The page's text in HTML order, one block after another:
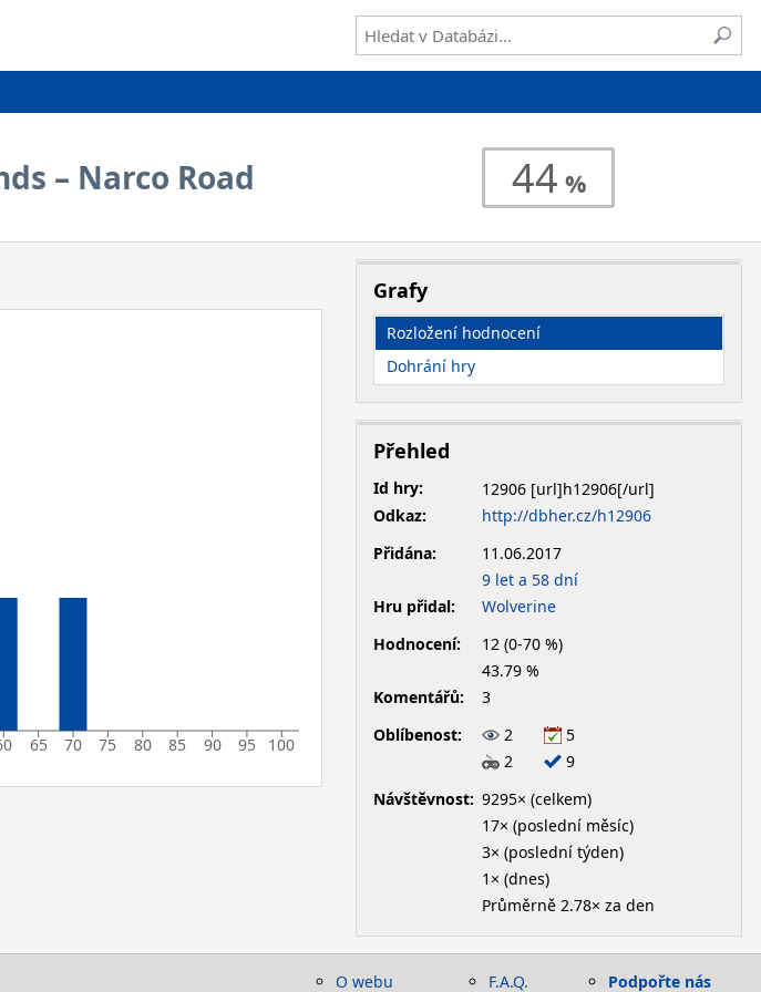
– Narco Road 44
65 70 75 80 85 90 95 100
Grafy
Rozložení hodnocení
Dohrání hry
Přehled
Id hry:
12906
Odkaz:
http://dbher.cz/h12906
Přidána:
11.06.2017
9 let a 58 dní
Hru přidal:
Wolverine
Hodnocení:
12 (0-70 %)
43.79 %
Komentářů:
3
Oblíbenost:
2
5
2
9
Návštěvnost: 9295× (celkem)
17× (poslední měsíc)
3× (poslední týden)
1× (dnes)
Průměrně 2.78× za den
O webu F.A.Q. Podpořte nás